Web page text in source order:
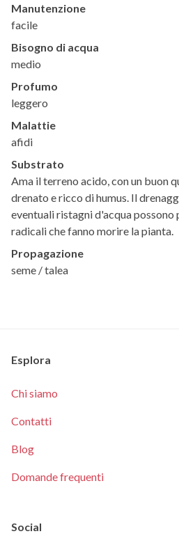
Manutenzione
facile
Bisogno di acqua
medio
Profumo
leggero
Malattie
afidi
Substrato
Ama il terreno acido, con un buon
drenato e ricco di humus. Il
eventuali ristagni d'acqua
radicali che fanno morire la pianta.
Propagazione
seme / talea
Esplora
Chi siamo
Contatti
Blog
Domande frequenti
Social